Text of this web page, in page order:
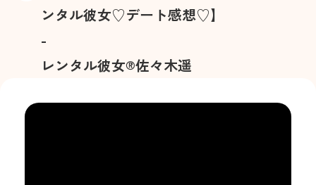
ンタル彼女♡デート感想♡】
-
レンタル彼女®佐々木遥